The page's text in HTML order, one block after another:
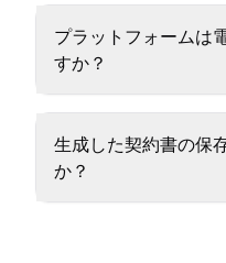
プラットフォームは
すか？
生成した契約書の保
か？